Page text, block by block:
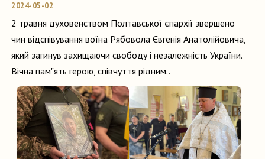
2024-05-02
2 травня духовенством Полтавської єпархії звершено
чин відспівування воїна Рябовола Євгенія Анатолійовича,
який загинув захищаючи свободу і незалежність України.
Вічна пам"ять герою, співчуття рідним..